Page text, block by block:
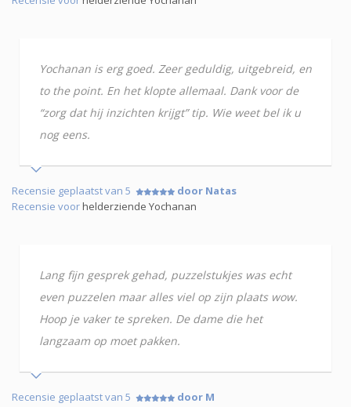
Yochanan is erg goed. Zeer geduldig, uitgebreid, en
to the point. En het klopte allemaal. Dank voor de
“zorg dat hij inzichten krijgt” tip. Wie weet bel ik u
nog eens.
Recensie geplaatst van 5
door Natas
Recensie voorhelderziende Yochanan
Lang fijn gesprek gehad, puzzelstukjes was echt
even puzzelen maar alles viel op zijn plaats wow.
Hoop je vaker te spreken. De dame die het
langzaam op moet pakken.
Recensie geplaatst van 5
door M